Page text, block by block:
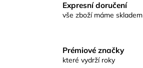
Expresní doručení
vše zboží máme skladem
Prémiové značky
které vydrží roky